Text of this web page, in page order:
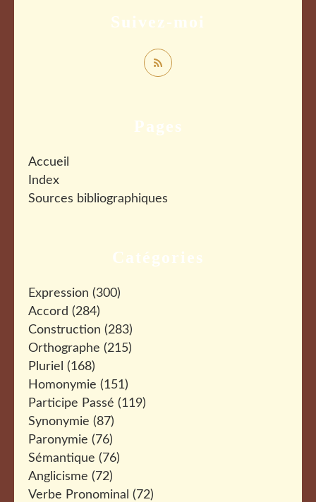
Catégories
Expression (300)
Accord (284)
Construction (283)
Orthographe (215)
Pluriel (168)
Homonymie (151)
Participe Passé (119)
Synonymie (87)
Paronymie (76)
Sémantique (76)
Anglicisme (72)
Verbe Pronominal (72)
Pages
Accueil
Index
Sources bibliographiques
Suivez-moi